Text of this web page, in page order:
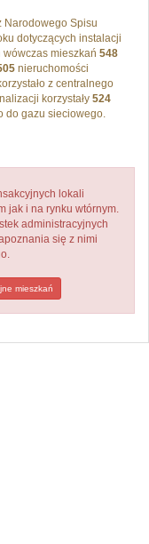
Narodowego Spisu
dotyczących instalacji
wówczas mieszkań 548
nieruchomości
z centralnego
korzystały 524
do gazu sieciowego.
lokali
jak i na rynku wtórnym.
administracyjnych
się z nimi
mieszkań